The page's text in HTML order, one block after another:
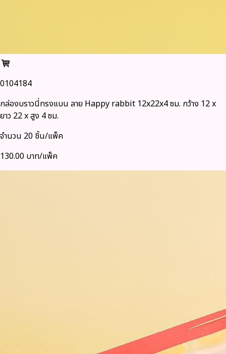
0104184
กล่องบราวนี่ทรงแบน ลาย Happy rabbit 12x22x4 ซม. กว้าง 12 x
ยาว 22 x สูง 4 ซม.
จำนวน 20 ชิ้น/แพ็ค
130.00 บาท/แพ็ค